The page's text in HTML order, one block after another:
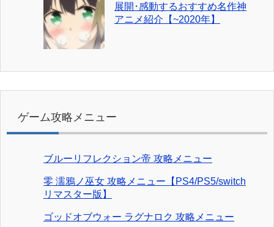
展開･感動するおすすめ名作神
アニメ紹介【~2020年】
ゲーム攻略メニュー
ブルーリフレクション帝 攻略メニュー
零 濡鴉ノ巫女 攻略メニュー【PS4/PS5/switch
リマスター版】
ゴッドオブウォー ラグナロク 攻略メニュー